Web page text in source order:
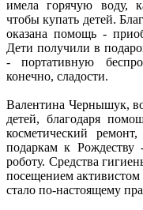
имела горячую воду,
чтобы купать детей.
оказана помощь -
Дети получили в
- портативную
конечно, сладости.
Валентина Чернышук,
детей, благодаря
косметический
подаркам к
роботу. Средства
посещением
стало по-настоящему